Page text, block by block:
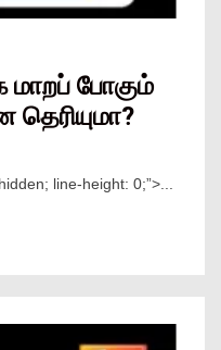
போகும்
line-height: 0;”> ...